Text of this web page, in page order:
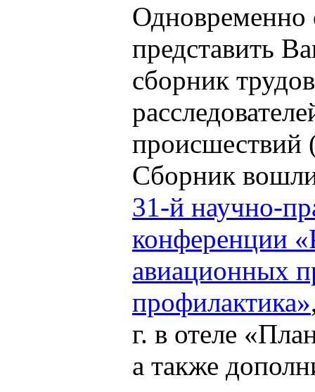
представить
сборник
Сборник
31-й научно-
конференции
авиационных
профилактика»
г. в отеле
а также